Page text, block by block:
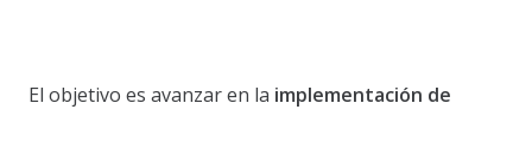
El objetivo es avanzar en la implementación de